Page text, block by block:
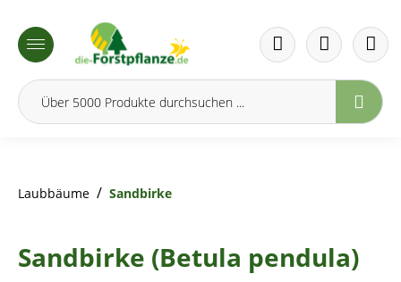
springen
Laubbäume / Sandbirke
Sandbirke (Betula pendula)